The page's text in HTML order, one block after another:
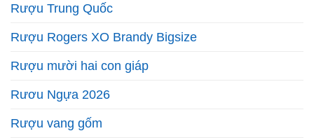
Rượu Trung Quốc
Rượu Rogers XO Brandy Bigsize
Rượu mười hai con giáp
Rươu Ngựa 2026
Rượu vang gốm